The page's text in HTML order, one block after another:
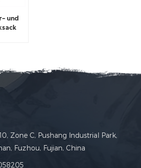
und
Zone C, Pushang Industrial Park,
Fuzhou, Fujian, China